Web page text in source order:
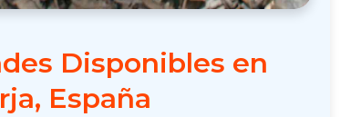
Disponibles en
España